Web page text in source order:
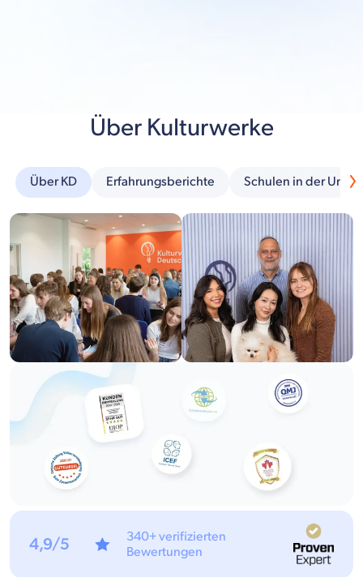
Über Kulturwerke
Über KD Erfahrungsberichte Schulen in der
4,9/5
340+ verifizierten
Bewertungen